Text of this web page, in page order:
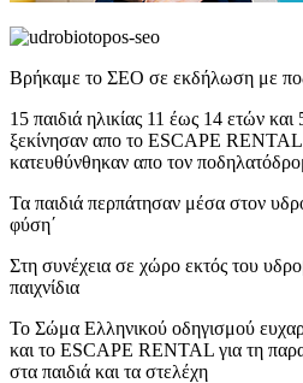
Βρήκαμε το ΣΕΟ σε εκδήλωση με
15 παιδιά ηλικίας 11 έως 14 ετών
ξεκίνησαν απο το ESCAPE RENTAL
κατευθύνθηκαν απο τον
Τα παιδιά περπάτησαν μέσα στον
φύση΄
Στη συνέχεια σε χώρο εκτός του
παιχνίδια
Το Σώμα Ελληνικού οδηγισμού
και το ESCAPE RENTAL για τη
στα παιδιά και τα στελέχη